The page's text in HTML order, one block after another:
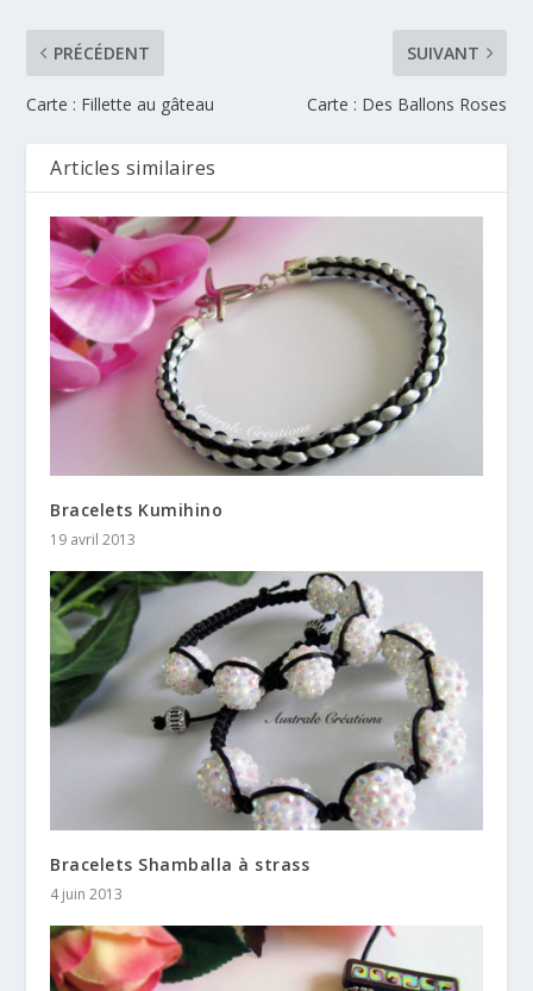
PRÉCÉDENT
Carte : Fillette au gâteau
SUIVANT
Carte : Des Ballons Roses
Articles similaires
Bracelets Kumihino
19 avril 2013
Bracelets Shamballa à strass
4 juin 2013